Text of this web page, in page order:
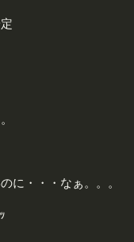
に・・・なぁ。。。